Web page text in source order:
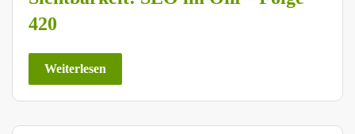
420
Weiterlesen